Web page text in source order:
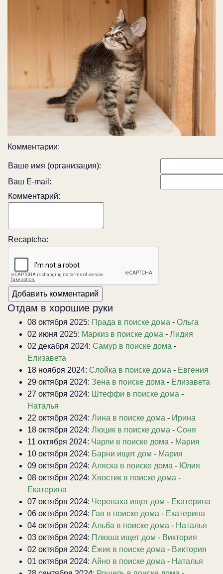
Комментарии:
Ваше имя (организация):
Ваш E-mail:
Комментарий:
Recaptcha:
Отдам в хорошие руки
08 октября 2025: Прада в поиске дома - Ольга
02 июня 2025: Маркиз в поиске дома - Лидия
02 декабря 2024: Самур в поиске дома -
Елизавета
18 ноября 2024: Слойка в поиске дома - Евгения
29 октября 2024: Зена в поиске дома - Елизавета
27 октября 2024: Штеффи в поиске дома -
Наталья
22 октября 2024: Лина в поиске дома - Ирина
18 октября 2024: Люцик в поиске дома - Соня
11 октября 2024: Чарли в поиске дома - Мария
10 октября 2024: Барни ищет дом - Мария
09 октября 2024: Аляска в поиске дома - Юлия
08 октября 2024: Хвостик в поиске дома -
Екатерина
07 октября 2024: Черепаха ищет дом - Екатерина
06 октября 2024: Гав в поиске дома - Екатерина
04 октября 2024: Альба в поиске дома - Наталья
03 октября 2024: Плюша ищет дом - Виктория
02 октября 2024: Ёжик в поиске дома - Виктория
01 октября 2024: Айно в поиске дома - Наталья